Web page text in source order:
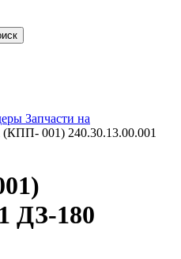
Запчасти на
001) 240.30.13.00.001
ДЗ-180